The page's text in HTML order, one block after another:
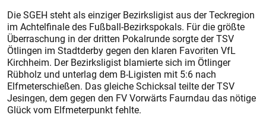
Die SGEH steht als einziger Bezirksligist aus der Teckregion
im Achtelfinale des Fußball-Bezirkspokals. Für die größte
Überraschung in der dritten Pokalrunde sorgte der TSV
Ötlingen im Stadtderby gegen den klaren Favoriten VfL
Kirchheim. Der Bezirksligist blamierte sich im Ötlinger
Rübholz und unterlag dem B-Ligisten mit 5:6 nach
Elfmeterschießen. Das gleiche Schicksal teilte der TSV
Jesingen, dem gegen den FV Vorwärts Faurndau das nötige
Glück vom Elfmeterpunkt fehlte.